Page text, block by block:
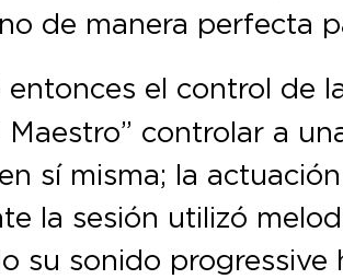
de manera perfecta
el control de
Maestro” controlar a
sí misma; la
la sesión utilizó
su sonido